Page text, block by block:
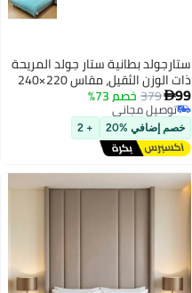
ستارجولد بطانية ستار جولد المريحة
ذات الوزن الثقيل، مقاس 220×240
سم، طبقة واحدة، بطانية شتوية
فائقة النعومة، ملمس صوفي
منقوش، وزن 10 أرطال، SG-BLC604
99
379 خصم 73%
توصيل مجاني
توصيل مجاني
خصم إضافي %20 + 2